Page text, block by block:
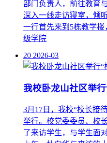
深入一线走访寝室，倾
一行首先来到5栋教学
级学院
20 2026-03
我校卧龙山社区举
3月17日，我校“校长接
举行。校党委委员、校
了来访学生，与学生面
上午，杜向华与来访的